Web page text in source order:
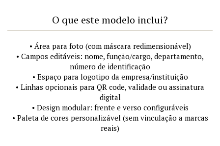
O que este modelo inclui?
• Área para foto (com máscara redimensionável)
• Campos editáveis: nome, função/cargo, departamento,
número de identificação
• Espaço para logotipo da empresa/instituição
• Linhas opcionais para QR code, validade ou assinatura
digital
• Design modular: frente e verso configuráveis
• Paleta de cores personalizável (sem vinculação a marcas
reais)